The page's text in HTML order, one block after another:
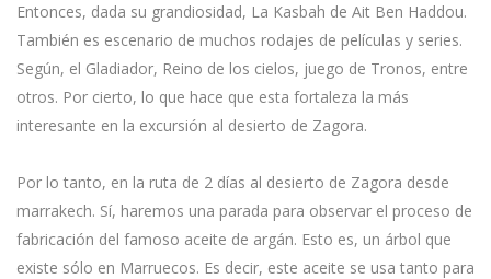
Entonces, dada su grandiosidad, La Kasbah de Ait Ben Haddou.
También es escenario de muchos rodajes de películas y series.
Según, el Gladiador, Reino de los cielos, juego de Tronos, entre
otros. Por cierto, lo que hace que esta fortaleza la más
interesante en la excursión al desierto de Zagora.
Por lo tanto, en la ruta de 2 días al desierto de Zagora desde
marrakech. Sí, haremos una parada para observar el proceso de
fabricación del famoso aceite de argán. Esto es, un árbol que
existe sólo en Marruecos. Es decir, este aceite se usa tanto para